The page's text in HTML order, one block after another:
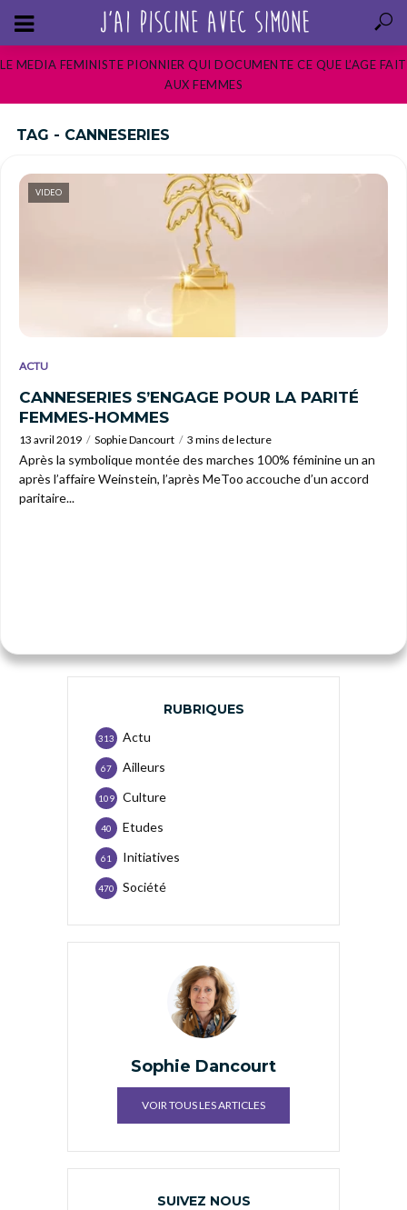
LE MEDIA FEMINISTE PIONNIER QUI DOCUMENTE CE QUE L’AGE FAIT
AUX FEMMES
TAG - CANNESERIES
VIDEO
ACTU
CANNESERIES S’ENGAGE POUR LA PARITÉ
FEMMES-HOMMES
13 avril 2019 Sophie Dancourt 3 mins de lecture
Après la symbolique montée des marches 100% féminine un an
après l’affaire Weinstein, l’après MeToo accouche d’un accord
paritaire...
RUBRIQUES
Actu
313
Ailleurs
67
Culture
109
Etudes
40
Initiatives
61
Société
470
Sophie Dancourt
VOIR TOUS LES ARTICLES
SUIVEZ NOUS